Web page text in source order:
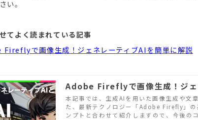
い。
てよく読まれている記事
で画像生成！ジェネレーティブAIを簡単に解説
Adobe Fireflyで画像生成！ジェ
本記事では、生成AIを用いた画像生成や文
た、最新テクノロジー「Adobe Firefly」
ンプトと合わせて紹介しますので、今後の